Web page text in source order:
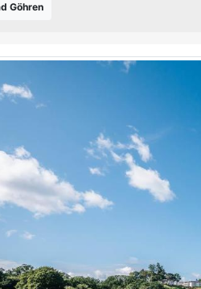
Göhren